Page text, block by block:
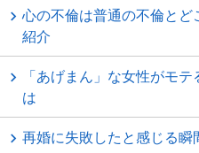
心の不倫は普通の不倫と
紹介
「あげまん」な女性がモ
は
再婚に失敗したと感じる瞬